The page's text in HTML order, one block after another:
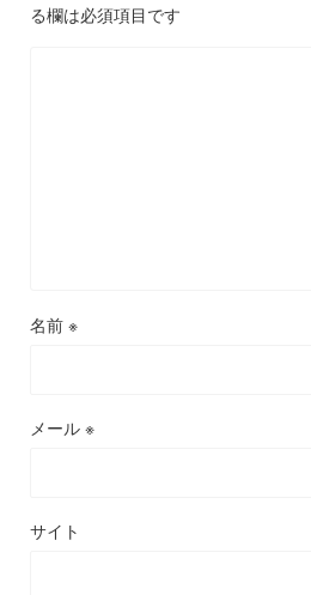
る欄は必須項目です
名前 ※
メール ※
サイト